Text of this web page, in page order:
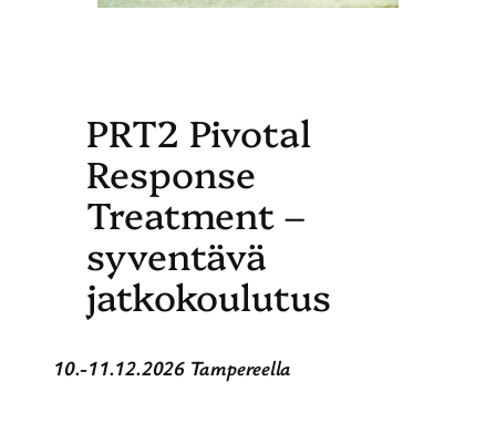
PRT2 Pivotal
Response
Treatment –
syventävä
jatkokoulutus
10.-11.12.2026 Tampereella